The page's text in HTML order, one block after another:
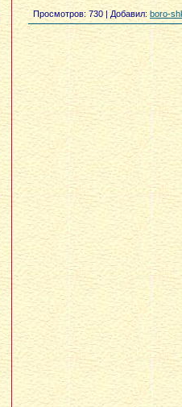
Просмотров: 730 |Добавил: boro-